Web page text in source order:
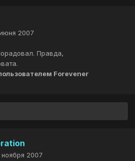
2007
Правда,
Forevener
ноября 2007